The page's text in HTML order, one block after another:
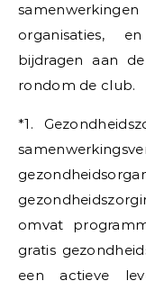
organisaties,
bijdragen aan
rondom de club.
*1.
omvat
gratis
een actieve